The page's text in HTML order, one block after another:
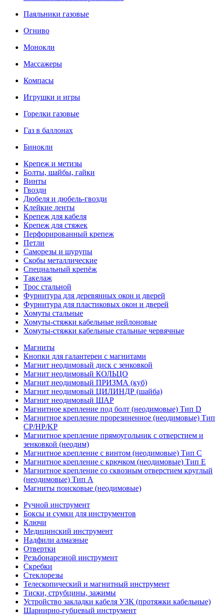
Паяльники газовые
Огниво
Монокли
Массажеры
Компасы
Игрушки и игры
Горелки газовые
Газ в баллонах
Бинокли
Крепеж и метизы
Болты, шайбы, гайки
Винты
Гвозди
Дюбеля и дюбель-гвозди
Клейкие ленты
Крепеж для кабеля
Крепеж для стяжек
Перфорированный крепеж
Петли
Саморезы и шурупы
Скобы металлические
Специальный крепёж
Такелаж
Трос стальной
Фурнитура для деревянных окон и дверей
Фурнитура для пластиковых окон и дверей
Хомуты стальные
Хомуты-стяжки кабельные нейлоновые
Хомуты-стяжки кабельные стальные червячные
Магниты
Кнопки для галантереи с магнитами
Магнит неодимовый диск с зенковкой
Магнит неодимовый КОЛЬЦО
Магнит неодимовый ПРИЗМА (куб)
Магнит неодимовый ЦИЛИНДР (шайба)
Магнит неодимовый ШАР
Магнитное крепление под болт (неодимовые) Тип D
Магнитное крепление прорезиненное (неодимовые) Тип
CP/HP/KP
Магнитное крепление прямоугольник с отверстием и
зенковкой (неодим)
Магнитное крепление с винтом (неодимовые) Тип С
Магнитное крепление с крючком (неодимовые) Тип Е
Магнитное крепление со сквозным отверстием круглый
(неодимовые) Тип А
Магниты поисковые (неодимовые)
Ручной инструмент
Боксы и сумки для инструментов
Ключи
Медицинский инструмент
Надфили алмазные
Отвертки
Резьбонарезной инструмент
Скребки
Стеклорезы
Телескопический и магнитный инструмент
Тиски, струбцины, зажимы
Устройство закладки кабеля УЗК (протяжки кабельные)
Шарнирно-губцевый инструмент